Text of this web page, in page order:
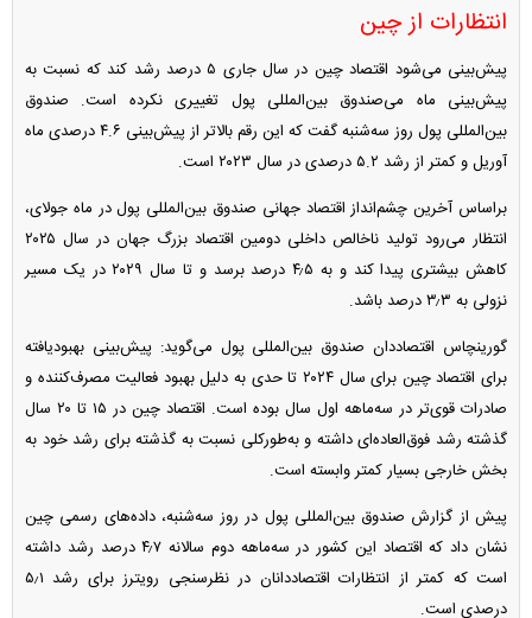
انتظارات از چین
پیش‌بینی می‌شود اقتصاد چین در سال جاری ۵ درصد رشد کند که نسبت به
پیش‌بینی ماه می‌صندوق بین‌المللی پول تغییری نکرده است. صندوق
بین‌المللی پول روز سه‌شنبه گفت که این رقم بالاتر از پیش‌بینی ۴.۶ درصدی ماه
آوریل و کمتر از رشد ۵.۲ درصدی در سال ۲۰۲۳ است.
براساس آخرین چشم‌انداز اقتصاد جهانی صندوق بین‌المللی پول در ماه جولای،
انتظار می‌رود تولید ناخالص داخلی دومین اقتصاد بزرگ جهان در سال ۲۰۲۵
کاهش بیشتری پیدا کند و به ۴٫۵ درصد برسد و تا سال ۲۰۲۹ در یک مسیر
نزولی به ۳٫۳ درصد باشد.
گورینچاس اقتصاددان صندوق بین‌المللی پول می‌گوید: پیش‌بینی بهبودیافته
برای اقتصاد چین برای سال ۲۰۲۴ تا حدی به دلیل بهبود فعالیت مصرف‌کننده و
صادرات قوی‌تر در سه‌ماهه اول سال بوده است. اقتصاد چین در ۱۵ تا ۲۰ سال
گذشته رشد فوق‌العاده‌ای داشته و به‌طورکلی نسبت به گذشته برای رشد خود به
بخش خارجی بسیار کمتر وابسته است.
پیش از گزارش صندوق بین‌المللی پول در روز سه‌شنبه، داده‌های رسمی چین
نشان داد که اقتصاد این کشور در سه‌ماهه دوم سالانه ۴٫۷ درصد رشد داشته
است که کمتر از انتظارات اقتصاددانان در نظرسنجی رویترز برای رشد ۵٫۱
درصدی است.